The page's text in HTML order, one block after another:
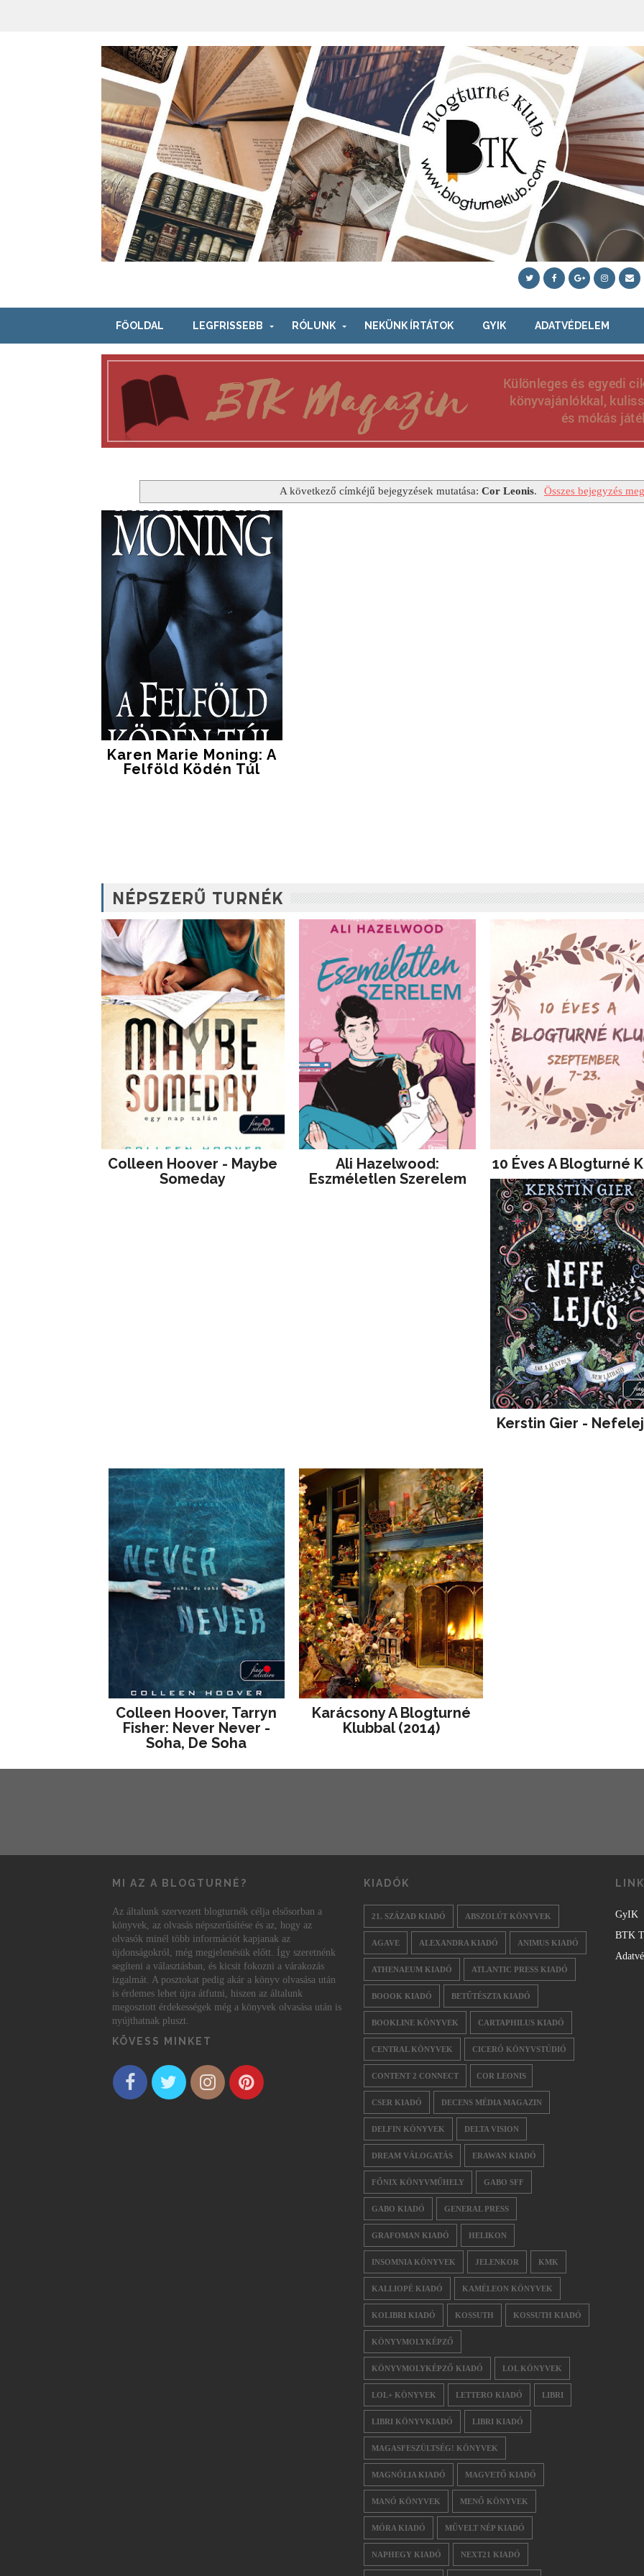
FŐOLDAL LEGFRISSEBB RÓLUNK NEKÜNK ÍRTÁTOK GYIK ADATVÉDELEM
A következő címkéjű bejegyzések mutatása: Cor Leonis. Összes bejegyzés
Karen Marie Moning: A
Felföld Ködén Túl
NÉPSZERŰ TURNÉK
Colleen Hoover - Maybe
Someday
Ali Hazelwood:
Eszméletlen Szerelem
10 Éves A Blogturné
Kerstin Gier -
Colleen Hoover, Tarryn
Fisher: Never Never -
Soha, De Soha
Karácsony A Blogturné
Klubbal (2014)
MI AZ A BLOGTURNÉ?
Az általunk szervezett blogturnék célja elsősorban a
könyvek, az olvasás népszerűsítése és az, hogy az
olvasók minél több információt kapjanak az
újdonságokról, még megjelenésük előtt. Így szeretnénk
segíteni a választásban, és kicsit fokozni a várakozás
izgalmát. A posztokat pedig akár a könyv olvasása után
is érdemes lehet újra átfutni, hiszen az általunk
megosztott érdekességek még a könyvek olvasása után is
nyújthatnak pluszt.
KÖVESS MINKET
KIADÓK
21. SZÁZAD KIADÓ ABSZOLÚT KÖNYVEK
AGAVE ALEXANDRA KIADÓ ANIMUS KIADÓ
ATHENAEUM KIADÓ ATLANTIC PRESS KIADÓ
BOOOK KIADÓ BETŰTÉSZTA KIADÓ
BOOKLINE KÖNYVEK CARTAPHILUS KIADÓ
CENTRAL KÖNYVEK CICERÓ KÖNYVSTÚDIÓ
CONTENT 2 CONNECT COR LEONIS
CSER KIADÓ DECENS MÉDIA MAGAZIN
DELFIN KÖNYVEK DELTA VISION
DREAM VÁLOGATÁS ERAWAN KIADÓ
FŐNIX KÖNYVMŰHELY GABO SFF
GABO KIADÓ GENERAL PRESS
GRAFOMAN KIADÓ HELIKON
INSOMNIA KÖNYVEK JELENKOR KMK
KALLIOPÉ KIADÓ KAMÉLEON KÖNYVEK
KOLIBRI KIADÓ KOSSUTH KOSSUTH KIADÓ
KÖNYVMOLYKÉPZŐ
KÖNYVMOLYKÉPZŐ KIADÓ LOL KÖNYVEK
LOL+ KÖNYVEK LETTERO KIADÓ LIBRI
LIBRI KÖNYVKIADÓ LIBRI KIADÓ
MAGASFESZÜLTSÉG! KÖNYVEK
MAGNÓLIA KIADÓ MAGVETŐ KIADÓ
MANÓ KÖNYVEK MENŐ KÖNYVEK
MÓRA KIADÓ MŰVELT NÉP KIADÓ
NAPHEGY KIADÓ NEXT21 KIADÓ
GyIK
BTK